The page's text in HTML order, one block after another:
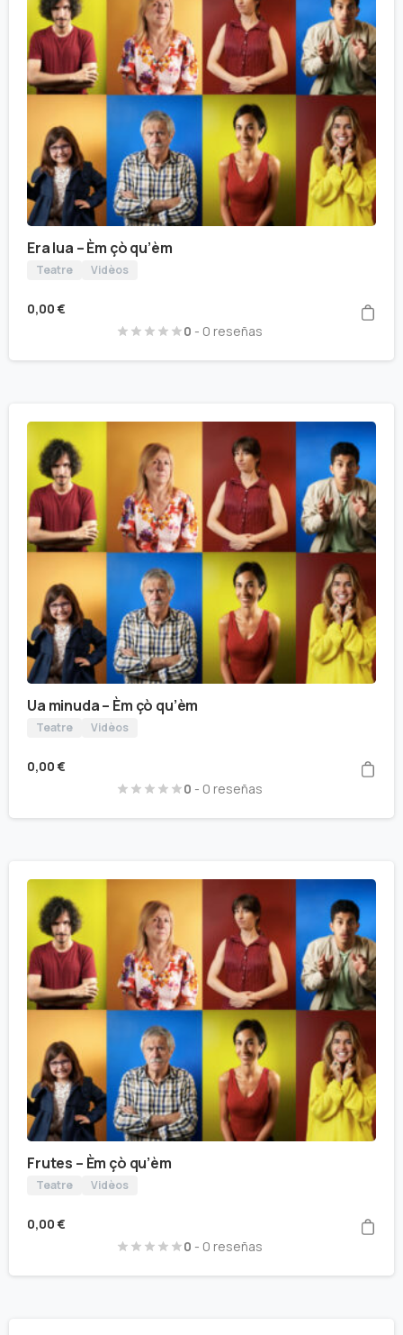
Era lua – Èm çò qu’èm
Teatre Vidèos
0,00 €
0 - 0 reseñas
Ua minuda – Èm çò qu’èm
Teatre Vidèos
0,00 €
0 - 0 reseñas
Frutes – Èm çò qu’èm
Teatre Vidèos
0,00 €
0 - 0 reseñas